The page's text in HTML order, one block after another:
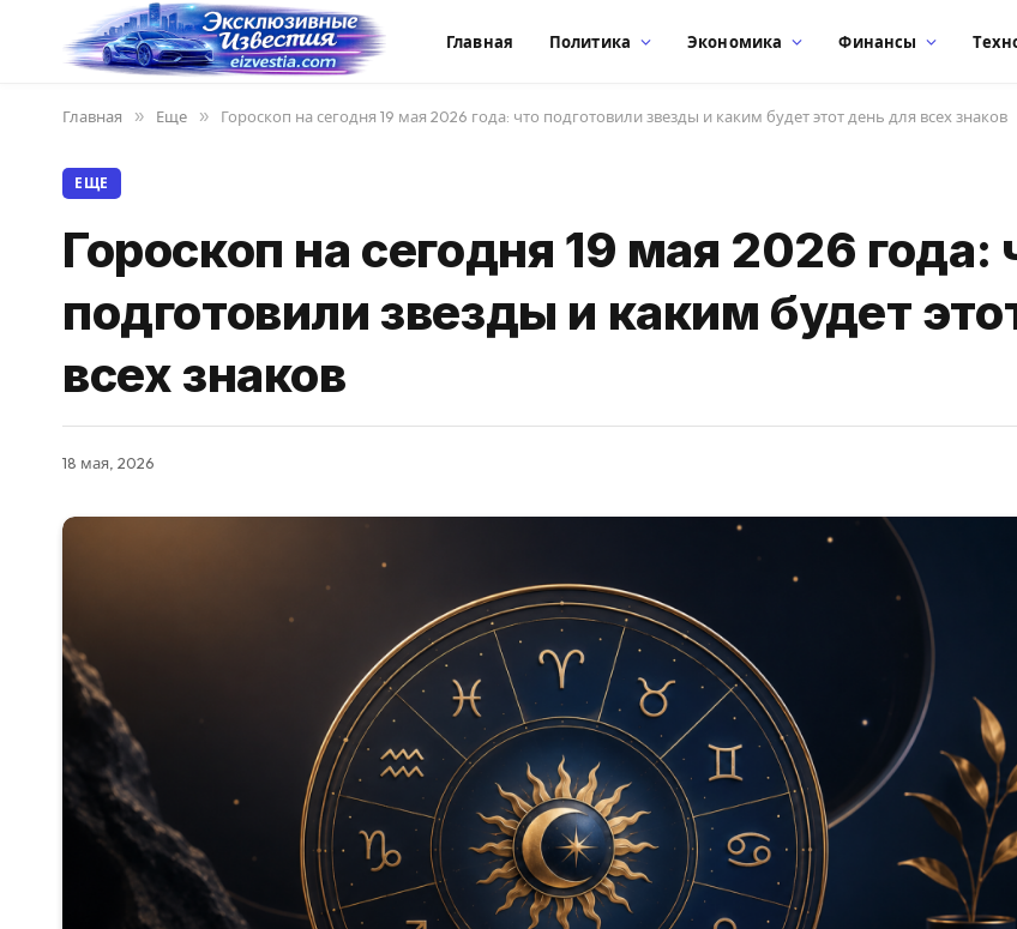
Главная Политика Экономика Финансы
Главная » Еще » Гороскоп на сегодня 19 мая 2026 года: что подготовили звезды и каким будет этот день для всех знаков
ЕЩЕ
Гороскоп на сегодня 19 мая 2026 года:
подготовили звезды и каким будет
всех знаков
18 мая, 2026